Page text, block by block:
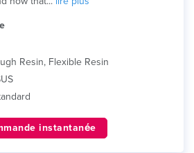
Resin, Flexible Resin
instantanée